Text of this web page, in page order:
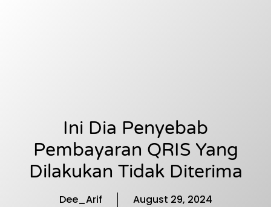
Ini Dia Penyebab
Pembayaran QRIS Yang
Dilakukan Tidak Diterima
Dee_Arif August 29, 2024